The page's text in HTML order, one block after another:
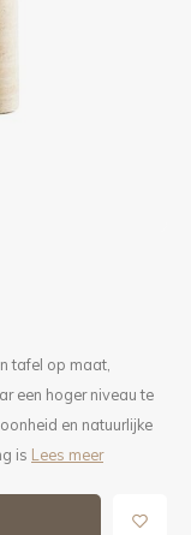
tafel op maat,
een hoger niveau te
en natuurlijke
is Lees meer